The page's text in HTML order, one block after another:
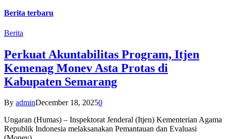
Berita terbaru
Berita
Perkuat Akuntabilitas Program, Itjen
Kemenag Monev Asta Protas di
Kabupaten Semarang
By adminDecember 18, 20250
Ungaran (Humas) – Inspektorat Jenderal (Itjen) Kementerian Agama
Republik Indonesia melaksanakan Pemantauan dan Evaluasi